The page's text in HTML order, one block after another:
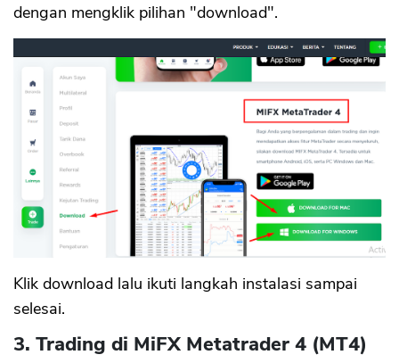
dengan mengklik pilihan "download".
Klik download lalu ikuti langkah instalasi sampai
selesai.
3. Trading di MiFX Metatrader 4 (MT4)